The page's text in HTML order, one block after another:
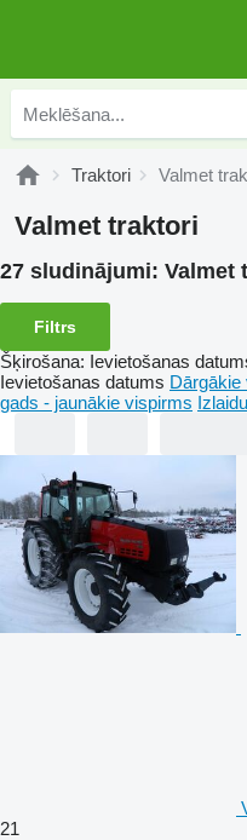
Traktori Valmet
Valmet traktori
27 sludinājumi: Valmet
Filtrs
Šķirošana: Ievietošanas
Ievietošanas datums Dārgākie
gads - jaunākie vispirms
21